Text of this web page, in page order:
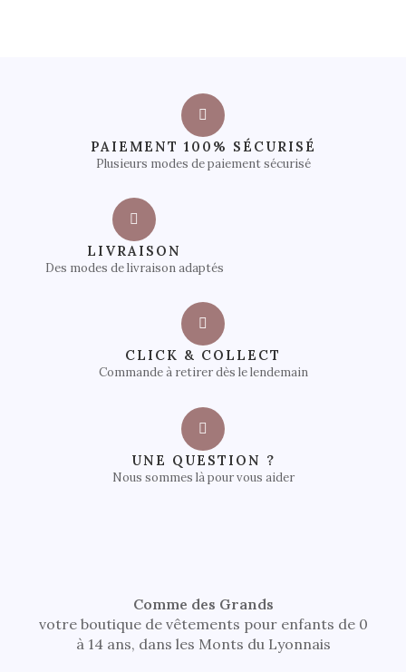
PAIEMENT 100% SÉCURISÉ
Plusieurs modes de paiement sécurisé
LIVRAISON
Des modes de livraison adaptés
CLICK & COLLECT
Commande à retirer dès le lendemain
UNE QUESTION ?
Nous sommes là pour vous aider
Comme des Grands
votre boutique de vêtements pour enfants de 0
à 14 ans, dans les Monts du Lyonnais